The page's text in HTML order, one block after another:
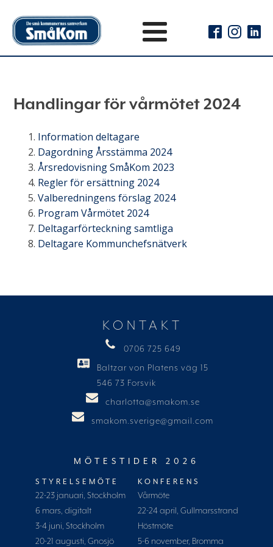
Handlingar för vårmötet 2024
Information deltagare
Dagordning Årsstämma 2024
Årsredovisning SmåKom 2023
Regler för ersättning 2024
Valberedningens förslag 2024
Program Vårmötet 2024
Deltagarförteckning samtliga
Deltagare Kommunchefsnätverk
KONTAKT
0706 725 649
Baltzar von Platens väg 15
546 73 Forsvik
charlotta@smakom.se
smakom.sverige@gmail.com
MÖTESTIDER 2026
STYRELSEMÖTE
22-23 januari, Stockholm
6 mars, digitalt
3-4 juni, Stockholm
20-21 augusti, Gnosjö
KONFERENS
Vårmöte
22-24 april, Gullmarsstrand
Höstmöte
5-6 november, Bromma